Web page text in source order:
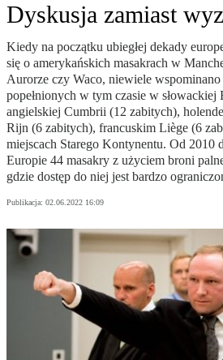
Dyskusja zamiast
Kiedy na początku ubiegłej dekady
się o amerykańskich masakrach w
Aurorze czy Waco, niewiele
popełnionych w tym czasie w słowackiej
angielskiej Cumbrii (12 zabitych),
Rijn (6 zabitych), francuskim Liège (6
miejscach Starego Kontynentu. Od 2010
Europie 44 masakry z użyciem broni
gdzie dostęp do niej jest bardzo
Publikacja: 02.06.2022 16:09